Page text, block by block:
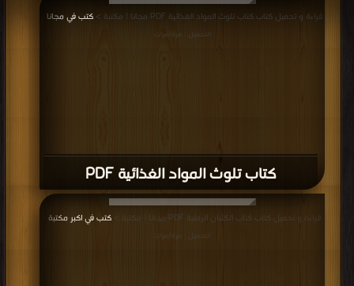
كتاب تلوث المواد الغذائية PDF
قراءة و تحميل كتاب كتاب تلوث المواد الغذائية PDF مجانا | مكتبة > كتب في مجانا
التحميل : مرة/مرات
قراءة و تحميل كتاب كتاب الكثبان الرملية PDF مجانا | مكتبة > كتب في اكبر مكتبة
التحميل : مرة/مرات